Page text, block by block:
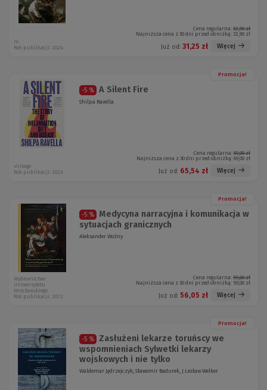
Cena regularna: 32,90 zł
Najniższa cena z 30 dni przed obniżką: 32,90 zł
Już od: 31,25 zł Więcej
m
Rok publikacji: 2024
Promocja!
-5 % A Silent Fire
Shilpa Ravella
Cena regularna: 69,00 zł
Najniższa cena z 30 dni przed obniżką: 69,00 zł
Już od: 65,54 zł Więcej
vintage
Rok publikacji: 2024
Promocja!
-5 %
Medycyna narracyjna i komunikacja w
sytuacjach granicznych
Aleksander Woźny
Cena regularna: 59,00 zł
Najniższa cena z 30 dni przed obniżką: 59,00 zł
Już od: 56,05 zł Więcej
Wydawnictwo
Uniwersytetu
Wrocławskiego
Rok publikacji: 2023
Promocja!
-5 %
Zasłużeni lekarze toruńscy we
wspomnieniach Sylwetki lekarzy
wojskowych i nie tylko
Waldemar Jędrzejczyk, Sławomir Badurek, J.Lesław Welker